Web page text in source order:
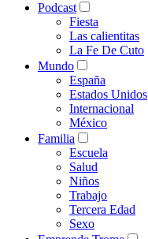
Podcast
Fiesta
Las calientitas
La Fe De Cuto
Mundo
España
Estados Unidos
Internacional
México
Familia
Escuela
Salud
Niños
Trabajo
Tercera Edad
Sexo